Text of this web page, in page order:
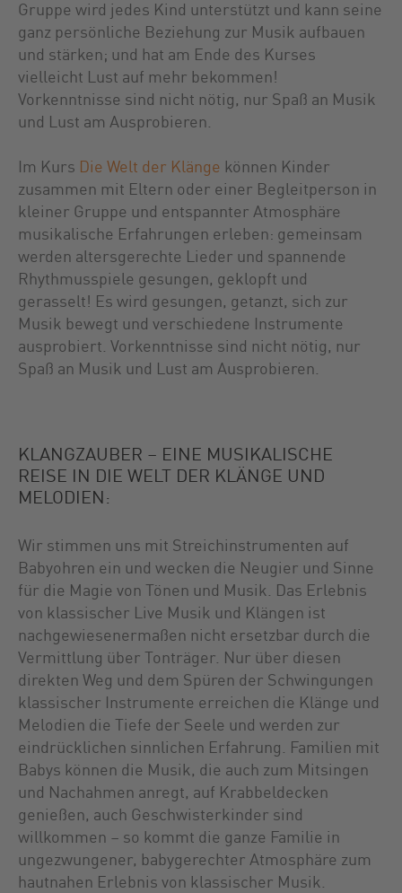
Gruppe wird jedes Kind unterstützt und kann seine
ganz persönliche Beziehung zur Musik aufbauen
und stärken; und hat am Ende des Kurses
vielleicht Lust auf mehr bekommen!
Vorkenntnisse sind nicht nötig, nur Spaß an Musik
und Lust am Ausprobieren.
Im Kurs Die Welt der Klänge können Kinder
zusammen mit Eltern oder einer Begleitperson in
kleiner Gruppe und entspannter Atmosphäre
musikalische Erfahrungen erleben: gemeinsam
werden altersgerechte Lieder und spannende
Rhythmusspiele gesungen, geklopft und
gerasselt! Es wird gesungen, getanzt, sich zur
Musik bewegt und verschiedene Instrumente
ausprobiert. Vorkenntnisse sind nicht nötig, nur
Spaß an Musik und Lust am Ausprobieren.
KLANGZAUBER – EINE MUSIKALISCHE
REISE IN DIE WELT DER KLÄNGE UND
MELODIEN:
Wir stimmen uns mit Streichinstrumenten auf
Babyohren ein und wecken die Neugier und Sinne
für die Magie von Tönen und Musik. Das Erlebnis
von klassischer Live Musik und Klängen ist
nachgewiesenermaßen nicht ersetzbar durch die
Vermittlung über Tonträger. Nur über diesen
direkten Weg und dem Spüren der Schwingungen
klassischer Instrumente erreichen die Klänge und
Melodien die Tiefe der Seele und werden zur
eindrücklichen sinnlichen Erfahrung. Familien mit
Babys können die Musik, die auch zum Mitsingen
und Nachahmen anregt, auf Krabbeldecken
genießen, auch Geschwisterkinder sind
willkommen – so kommt die ganze Familie in
ungezwungener, babygerechter Atmosphäre zum
hautnahen Erlebnis von klassischer Musik.